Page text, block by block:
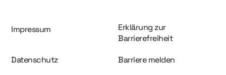
Information und Service
Impressum
Erklärung zur
Barrierefreiheit
Datenschutz Barriere melden